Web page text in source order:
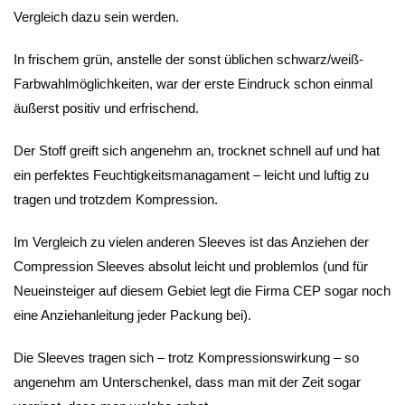
Vergleich dazu sein werden.
In frischem grün, anstelle der sonst üblichen schwarz/weiß-
Farbwahlmöglichkeiten, war der erste Eindruck schon einmal
äußerst positiv und erfrischend.
Der Stoff greift sich angenehm an, trocknet schnell auf und hat
ein perfektes Feuchtigkeitsmanagament – leicht und luftig zu
tragen und trotzdem Kompression.
Im Vergleich zu vielen anderen Sleeves ist das Anziehen der
Compression Sleeves absolut leicht und problemlos (und für
Neueinsteiger auf diesem Gebiet legt die Firma CEP sogar noch
eine Anziehanleitung jeder Packung bei).
Die Sleeves tragen sich – trotz Kompressionswirkung – so
angenehm am Unterschenkel, dass man mit der Zeit sogar